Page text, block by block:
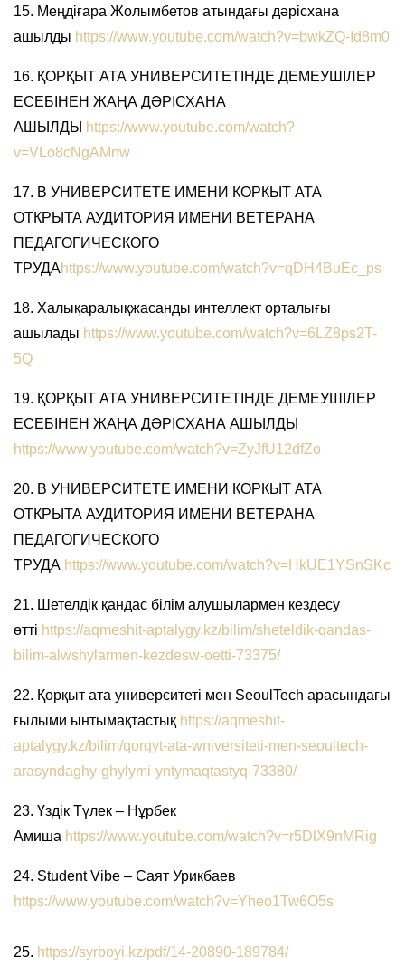
15. Меңдіғара Жолымбетов атындағы дәрісхана
ашылды https://www.youtube.com/watch?v=bwkZQ-Id8m0
16. ҚОРҚЫТ АТА УНИВЕРСИТЕТІНДЕ ДЕМЕУШІЛЕР
ЕСЕБІНЕН ЖАҢА ДӘРІСХАНА
АШЫЛДЫ https://www.youtube.com/watch?
v=VLo8cNgAMnw
17. В УНИВЕРСИТЕТЕ ИМЕНИ КОРКЫТ АТА
ОТКРЫТА АУДИТОРИЯ ИМЕНИ ВЕТЕРАНА
ПЕДАГОГИЧЕСКОГО
ТРУДАhttps://www.youtube.com/watch?v=qDH4BuEc_ps
18. Халықаралықжасанды интеллект орталығы
ашылады https://www.youtube.com/watch?v=6LZ8ps2T-
5Q
19. ҚОРҚЫТ АТА УНИВЕРСИТЕТІНДЕ ДЕМЕУШІЛЕР
ЕСЕБІНЕН ЖАҢА ДӘРІСХАНА АШЫЛДЫ
https://www.youtube.com/watch?v=ZyJfU12dfZo
20. В УНИВЕРСИТЕТЕ ИМЕНИ КОРКЫТ АТА
ОТКРЫТА АУДИТОРИЯ ИМЕНИ ВЕТЕРАНА
ПЕДАГОГИЧЕСКОГО
ТРУДА https://www.youtube.com/watch?v=HkUE1YSnSKc
21. Шетелдік қандас білім алушылармен кездесу
өтті https://aqmeshit-aptalygy.kz/bilim/sheteldik-qandas-
bilim-alwshylarmen-kezdesw-oetti-73375/
22. Қорқыт ата университеті мен SeoulTech арасындағы
ғылыми ынтымақтастық https://aqmeshit-
aptalygy.kz/bilim/qorqyt-ata-wniversiteti-men-seoultech-
arasyndaghy-ghylymi-yntymaqtastyq-73380/
23. Үздік Түлек – Нұрбек
Амиша https://www.youtube.com/watch?v=r5DlX9nMRig
24. Student Vibe – Саят Урикбаев
https://www.youtube.com/watch?v=Yheo1Tw6O5s
25. https://syrboyi.kz/pdf/14-20890-189784/